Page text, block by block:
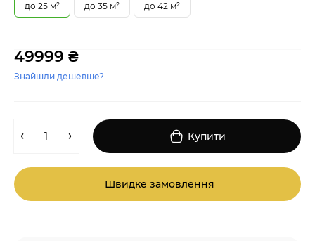
до 25 м² до 35 м² до 42 м²
49999 ₴
Знайшли дешевше?
Купити
Швидке замовлення